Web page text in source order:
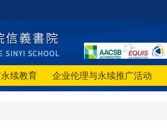
续教育 企业伦理与永续推广活动